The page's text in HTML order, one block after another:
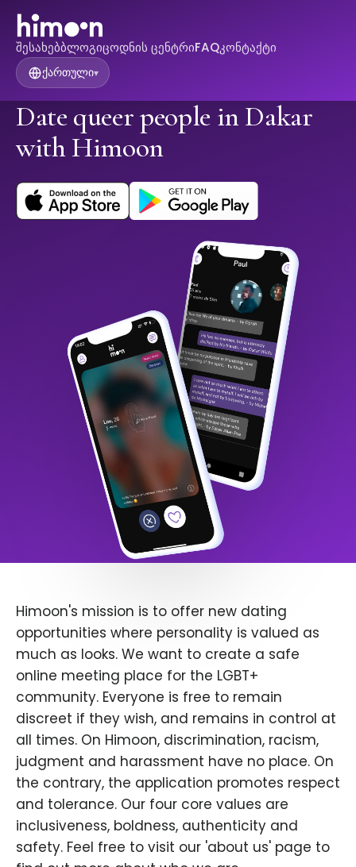
შესახებბლოგიცოდნის ცენტრიFAQკონტაქტი
ქართული▾
Date queer people in Dakar
with Himoon
Himoon's mission is to offer new dating
opportunities where personality is valued as
much as looks. We want to create a safe
online meeting place for the LGBT+
community. Everyone is free to remain
discreet if they wish, and remains in control at
all times. On Himoon, discrimination, racism,
judgment and harassment have no place. On
the contrary, the application promotes respect
and tolerance. Our four core values are
inclusiveness, boldness, authenticity and
safety. Feel free to visit our 'about us' page to